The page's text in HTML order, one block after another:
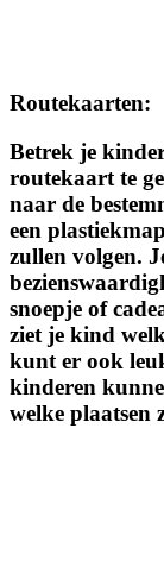
Routekaarten:
Betrek je
routekaart te
naar de
een
zullen volgen.
snoepje of
ziet je kind
kunt er ook
kinderen
welke plaatsen